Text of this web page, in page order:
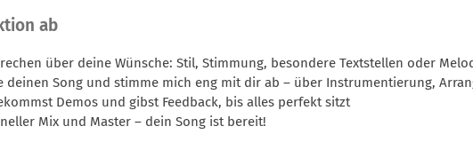
ab
über deine Wünsche: Stil, Stimmung, besondere Textstellen oder
deinen Song und stimme mich eng mit dir ab – über Instrumentierung,
Demos und gibst Feedback, bis alles perfekt sitzt
Mix und Master – dein Song ist bereit!